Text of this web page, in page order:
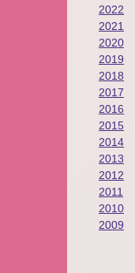
2022
2021
2020
2019
2018
2017
2016
2015
2014
2013
2012
2011
2010
2009